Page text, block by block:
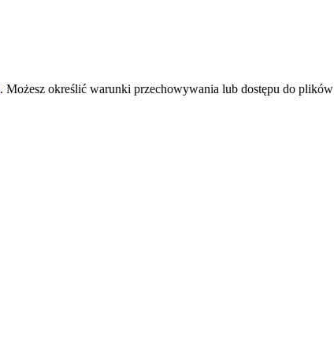
. Możesz określić warunki przechowywania lub dostępu do plików